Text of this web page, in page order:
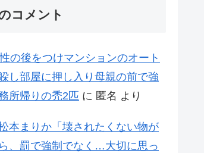
コメント
の後をつけマンションのオート
し部屋に押し入り母親の前で強
所帰りの禿2匹 に 匿名 より
本まりか「壊されたくない物が
、罰で強制でなく…大切に思っ